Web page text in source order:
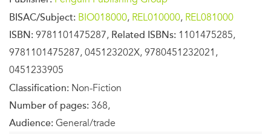
BISAC/Subject: BIO018000, REL010000, REL081000
ISBN: 9781101475287, Related ISBNs: 1101475285,
9781101475287, 045123202X, 9780451232021,
0451233905
Classification: Non-Fiction
Number of pages: 368,
Audience: General/trade